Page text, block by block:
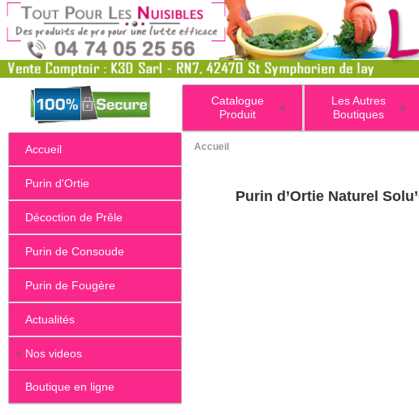
+
Catalogue
Produit
+
Les Autres
Boutiques
Accueil
Purin d'Ortie
Décoction de Prêle
Purin de Consoude
Purin de Fougère
Actualités
+ Nos videos
Boutique en ligne
Accueil
Purin d’Ortie Naturel